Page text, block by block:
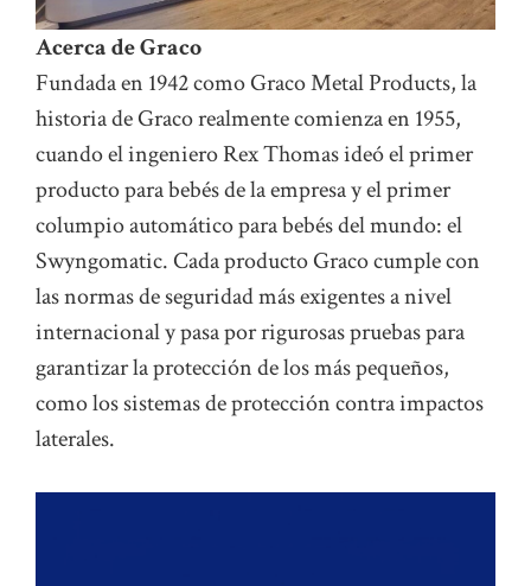
Acerca de Graco
Fundada en 1942 como Graco Metal Products, la
historia de Graco realmente comienza en 1955,
cuando el ingeniero Rex Thomas ideó el primer
producto para bebés de la empresa y el primer
columpio automático para bebés del mundo: el
Swyngomatic. Cada producto Graco cumple con
las normas de seguridad más exigentes a nivel
internacional y pasa por rigurosas pruebas para
garantizar la protección de los más pequeños,
como los sistemas de protección contra impactos
laterales.